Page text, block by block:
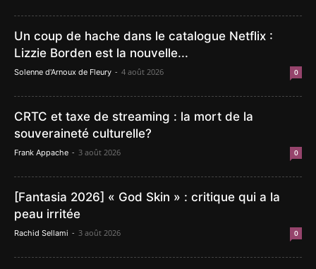
Un coup de hache dans le catalogue Netflix :
Lizzie Borden est la nouvelle...
Solenne d'Arnoux de Fleury - 4 août 2026 0
CRTC et taxe de streaming : la mort de la
souveraineté culturelle?
Frank Appache - 3 août 2026 0
[Fantasia 2026] « God Skin » : critique qui a la
peau irritée
Rachid Sellami - 3 août 2026 0